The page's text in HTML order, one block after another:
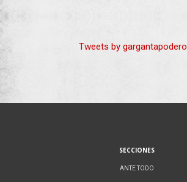
Tweets by gargantapodero
SECCIONES
ANTE TODO